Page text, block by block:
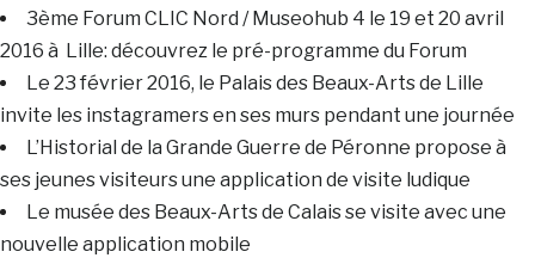
3ème Forum CLIC Nord / Museohub 4 le 19 et 20 avril
2016 à Lille: découvrez le pré-programme du Forum
Le 23 février 2016, le Palais des Beaux-Arts de Lille
invite les instagramers en ses murs pendant une journée
L’Historial de la Grande Guerre de Péronne propose à
ses jeunes visiteurs une application de visite ludique
Le musée des Beaux-Arts de Calais se visite avec une
nouvelle application mobile